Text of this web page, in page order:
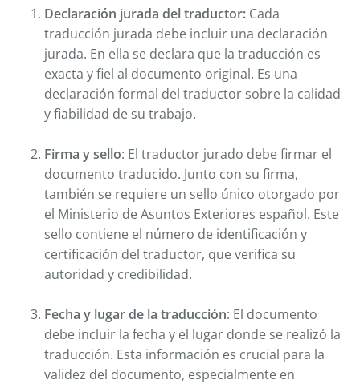
Declaración jurada del traductor: Cada
traducción jurada debe incluir una declaración
jurada. En ella se declara que la traducción es
exacta y fiel al documento original. Es una
declaración formal del traductor sobre la calidad
y fiabilidad de su trabajo.
Firma y sello: El traductor jurado debe firmar el
documento traducido. Junto con su firma,
también se requiere un sello único otorgado por
el Ministerio de Asuntos Exteriores español. Este
sello contiene el número de identificación y
certificación del traductor, que verifica su
autoridad y credibilidad.
Fecha y lugar de la traducción: El documento
debe incluir la fecha y el lugar donde se realizó la
traducción. Esta información es crucial para la
validez del documento, especialmente en